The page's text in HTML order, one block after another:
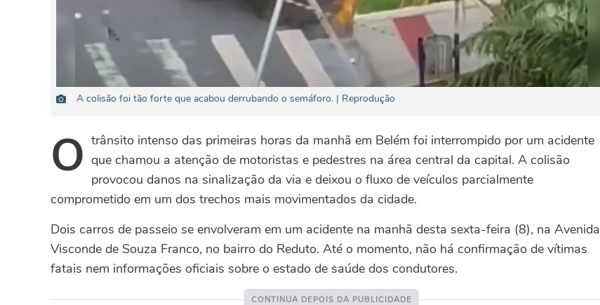
A colisão foi tão forte que acabou derrubando o semáforo. | Reprodução
Otrânsito intenso das primeiras horas da manhã em Belém foi interrompido por um acidente
que chamou a atenção de motoristas e pedestres na área central da capital. A colisão
provocou danos na sinalização da via e deixou o fluxo de veículos parcialmente
comprometido em um dos trechos mais movimentados da cidade.
Dois carros de passeio se envolveram em um acidente na manhã desta sexta-feira (8), na Avenida
Visconde de Souza Franco, no bairro do Reduto. Até o momento, não há confirmação de vítimas
fatais nem informações oficiais sobre o estado de saúde dos condutores.